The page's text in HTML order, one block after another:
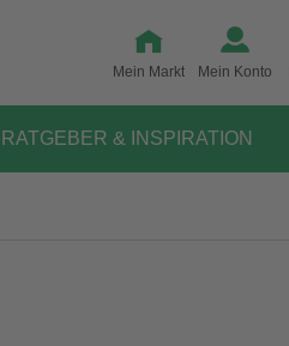
Mein Markt Mein Konto
RATGEBER & INSPIRATION